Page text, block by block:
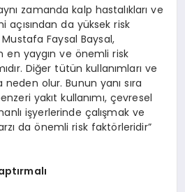
zamanda kalp hastalıkları ve
açısından da yüksek risk
Mustafa Faysal Baysal,
en yaygın ve önemli risk
Diğer tütün kullanımları ve
neden olur. Bunun yanı sıra
yakıt kullanımı, çevresel
işyerlerinde çalışmak ve
da önemli risk faktörleridir”